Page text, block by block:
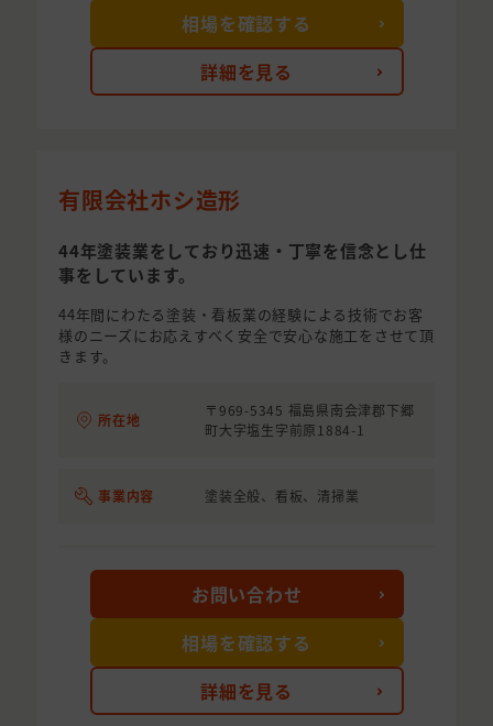
詳細を見る
相場を確認する
有限会社ホシ造形
44年塗装業をしており迅速・丁寧を信念とし仕
事をしています。
44年間にわたる塗装・看板業の経験による技術でお客
様のニーズにお応えすべく安全で安心な施工をさせて頂
きます。
所在地
〒969-5345 福島県南会津郡下郷
町大字塩生字前原1884-1
事業内容 塗装全般、看板、清掃業
詳細を見る
お問い合わせ
相場を確認する